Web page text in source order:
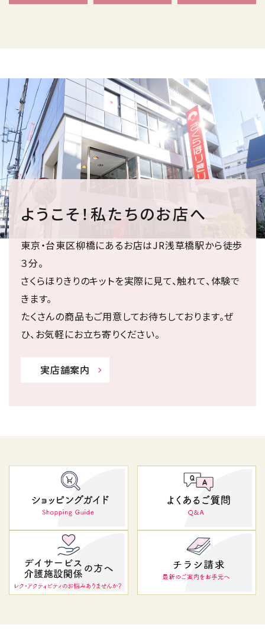
ようこそ！私たちのお店へ
東京・台東区柳橋にあるお店はJR浅草橋駅から徒歩
３分。
さくらほりきりのキットを実際に見て、触れて、体験で
きます。
たくさんの商品もご用意してお待ちしております。ぜ
ひ、お気軽にお立ち寄りください。
実店舗案内